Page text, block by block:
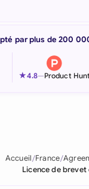
par plus de 200
★4.8—Product
Accueil France
Licence de